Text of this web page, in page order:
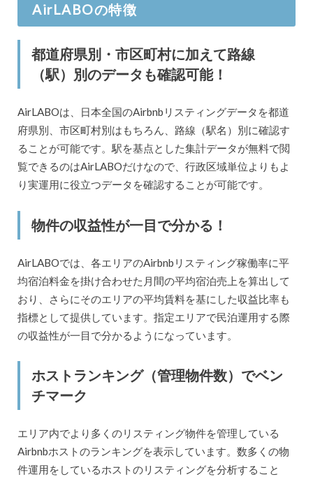
AirLABOの特徴
都道府県別・市区町村に加えて路線
（駅）別のデータも確認可能！
AirLABOは、日本全国のAirbnbリスティングデータを都道
府県別、市区町村別はもちろん、路線（駅名）別に確認す
ることが可能です。駅を基点とした集計データが無料で閲
覧できるのはAirLABOだけなので、行政区域単位よりもよ
り実運用に役立つデータを確認することが可能です。
物件の収益性が一目で分かる！
AirLABOでは、各エリアのAirbnbリスティング稼働率に平
均宿泊料金を掛け合わせた月間の平均宿泊売上を算出して
おり、さらにそのエリアの平均賃料を基にした収益比率も
指標として提供しています。指定エリアで民泊運用する際
の収益性が一目で分かるようになっています。
ホストランキング（管理物件数）でベン
チマーク
エリア内でより多くのリスティング物件を管理している
Airbnbホストのランキングを表示しています。数多くの物
件運用をしているホストのリスティングを分析すること